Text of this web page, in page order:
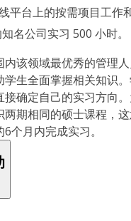
平台上的按需项目工作
名公司实习 500 小时。
内该领域最优秀的管理
学生全面掌握相关知识
接确定自己的实习方向
期相同的硕士课程，
个月内完成实习。